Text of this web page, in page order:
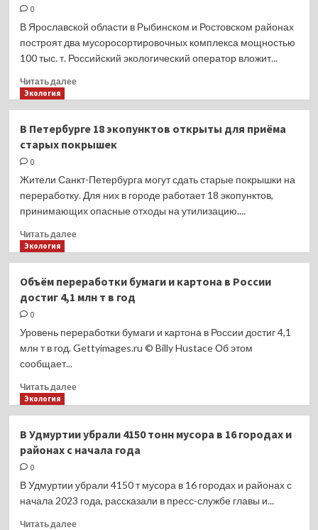
новый
обработки
ТКО
0
В Ярославской области в Рыбинском и Ростовском районах
построят два мусоросортировочных комплекса мощностью
100 тыс. т. Российский экологический оператор вложит...
Читать далееПрочитать
Ярославской
области
два
мусоросортировочных
комплекса
Экология
В Петербурге 18 экопунктов открыты для приёма
старых покрышек
0
Жители Санкт-Петербурга могут сдать старые покрышки на
переработку. Для них в городе работает 18 экопунктов,
принимающих опасные отходы на утилизацию....
Читать далееПрочитать
Петербурге
18
открыты
для
приёма
Экология
Объём переработки бумаги и картона в России
достиг 4,1 млн т в год
0
Уровень переработки бумаги и картона в России достиг 4,1
млн т в год. Gettyimages.ru © Billy Hustace Об этом
сообщает...
Читать далееПрочитать
переработки
бумаги
картона
в
России
Экология
В Удмуртии убрали 4150 тонн мусора в 16 городах и
районах с начала года
0
В Удмуртии убрали 4150 т мусора в 16 городах и районах с
начала 2023 года, рассказали в пресс-службе главы и...
Читать далееПрочитать